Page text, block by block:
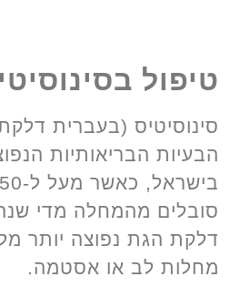
טיפול
סינוסיטיס (בעברית
הבעיות הבריאותיות
סובלים מהמחלה מדי
דלקת הגת נפוצה יותר
מחלות לב או אסטמה.